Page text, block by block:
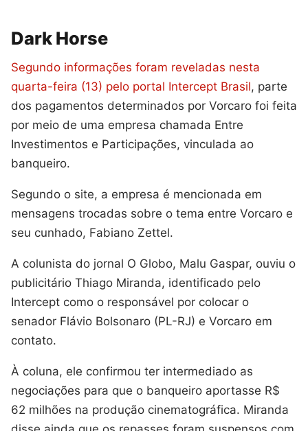
Dark Horse
Segundo informações foram reveladas nesta
quarta-feira (13) pelo portal Intercept Brasil, parte
dos pagamentos determinados por Vorcaro foi feita
por meio de uma empresa chamada Entre
Investimentos e Participações, vinculada ao
banqueiro.
Segundo o site, a empresa é mencionada em
mensagens trocadas sobre o tema entre Vorcaro e
seu cunhado, Fabiano Zettel.
A colunista do jornal O Globo, Malu Gaspar, ouviu o
publicitário Thiago Miranda, identificado pelo
Intercept como o responsável por colocar o
senador Flávio Bolsonaro (PL-RJ) e Vorcaro em
contato.
À coluna, ele confirmou ter intermediado as
negociações para que o banqueiro aportasse R$
62 milhões na produção cinematográfica. Miranda